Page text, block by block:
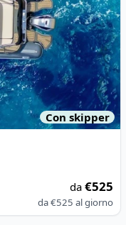
Con skipper
da€525
da€525 al giorno